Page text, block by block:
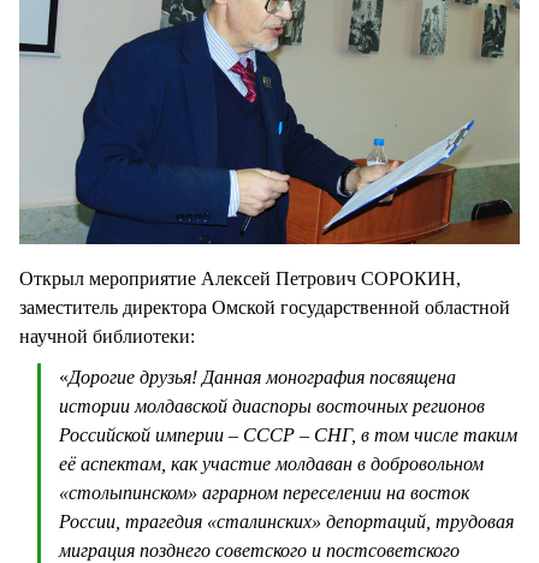
Открыл мероприятие Алексей Петрович СОРОКИН,
заместитель директора Омской государственной областной
научной библиотеки:
«Дорогие друзья! Данная монография посвящена
истории молдавской диаспоры восточных регионов
Российской империи – СССР – СНГ, в том числе таким
её аспектам, как участие молдаван в добровольном
«столыпинском» аграрном переселении на восток
России, трагедия «сталинских» депортаций, трудовая
миграция позднего советского и постсоветского